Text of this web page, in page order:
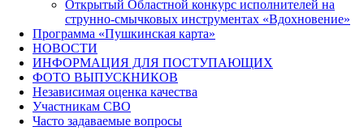
Открытый Областной конкурс исполнителей на
струнно-смычковых инструментах «Вдохновение»
Программа «Пушкинская карта»
НОВОСТИ
ИНФОРМАЦИЯ ДЛЯ ПОСТУПАЮЩИХ
ФОТО ВЫПУСКНИКОВ
Независимая оценка качества
Участникам СВО
Часто задаваемые вопросы